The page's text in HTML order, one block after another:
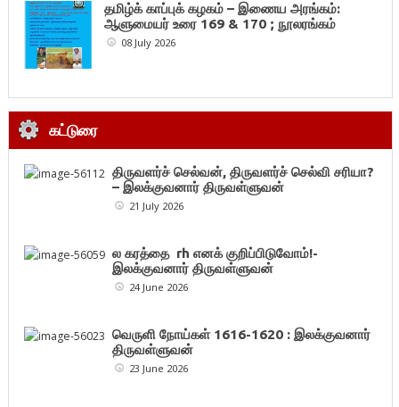
தமிழ்க் காப்புக் கழகம் – இணைய அரங்கம்:
ஆளுமையர் உரை 169 & 170 ; நூலரங்கம்
08 July 2026
கட்டுரை
திருவளர்ச் செல்வன், திருவளர்ச் செல்வி சரியா?
– இலக்குவனார் திருவள்ளுவன்
21 July 2026
ல கரத்தை rh எனக் குறிப்பிடுவோம்!-
இலக்குவனார் திருவள்ளுவன்
24 June 2026
வெருளி நோய்கள் 1616-1620 : இலக்குவனார்
திருவள்ளுவன்
23 June 2026